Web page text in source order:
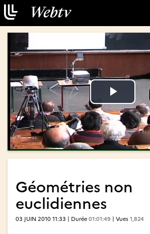
Lire
la
vidéo
Lire
la
vidéo
Géométries non
euclidiennes
03 JUIN 2010 11:33 | Durée 01:01:49 | Vues 1,824